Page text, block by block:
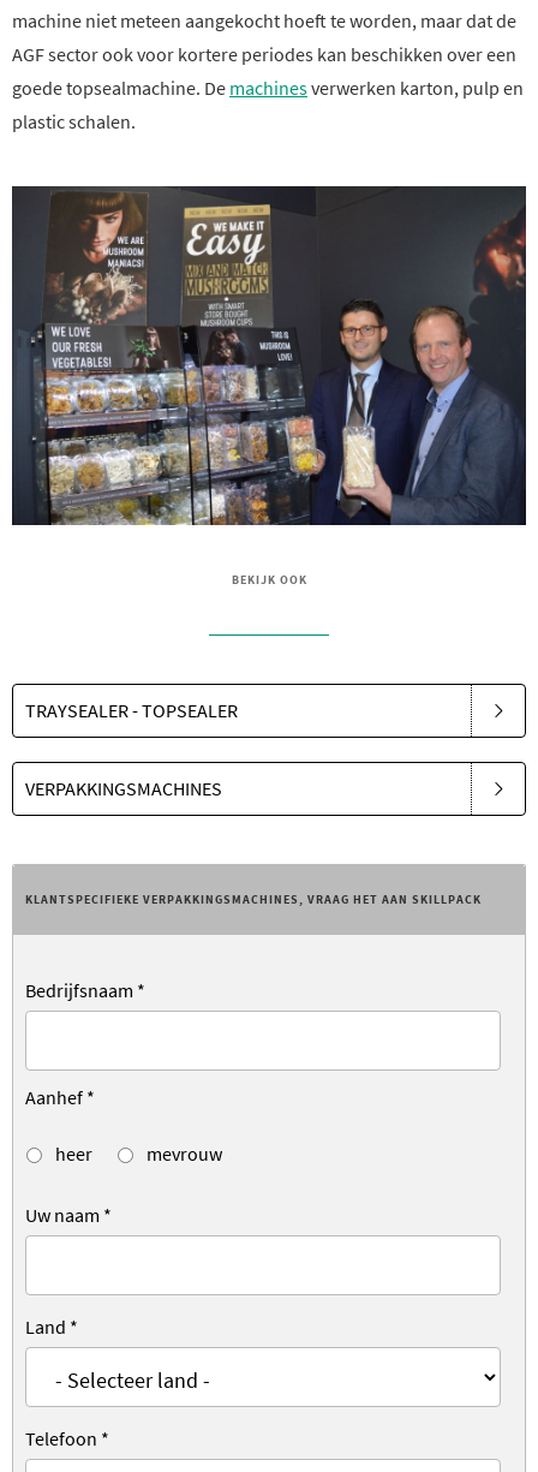
machine niet meteen aangekocht hoeft te worden, maar dat de
AGF sector ook voor kortere periodes kan beschikken over een
goede topsealmachine. De machinesverwerken karton, pulp en
plastic schalen.
BEKIJK OOK
TRAYSEALER - TOPSEALER
VERPAKKINGSMACHINES
KLANTSPECIFIEKE VERPAKKINGSMACHINES, VRAAG HET AAN SKILLPACK
Bedrijfsnaam *
Aanhef *
heer mevrouw
Uw naam *
Land *
Telefoon *